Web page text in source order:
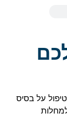
על בסיס